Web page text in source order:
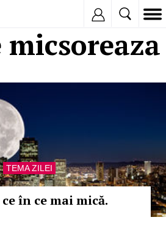
micsoreaza
TEMA ZILEI
în ce mai mică.